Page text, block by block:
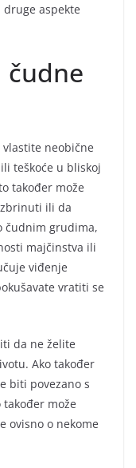
aspekte
čudne
neobične
teškoće u bliskoj
također može
ili da
čudnim grudima,
majčinstva ili
viđenje
vratiti se
da ne želite
Ako također
biti povezano s
može
ovisno o nekome